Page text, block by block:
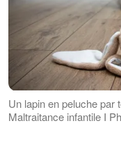
Un lapin en peluche par
Maltraitance infantile I